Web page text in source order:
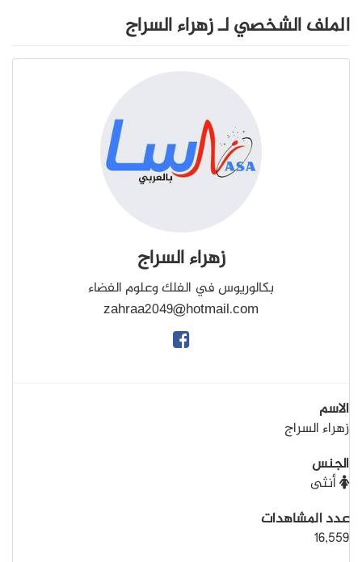
الملف الشخصي لـ زهراء السراج
زهراء السراج
بكالوريوس في الفلك وعلوم الفضاء
zahraa2049@hotmail.com
الاسم
زهراء السراج
الجنس
أنثى
عدد المشاهدات
16,559